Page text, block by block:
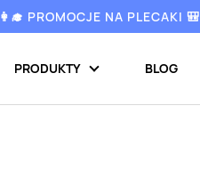
👩‍🎓 PROMOCJE NA PLECAKI 🎒
PRODUKTY BLOG